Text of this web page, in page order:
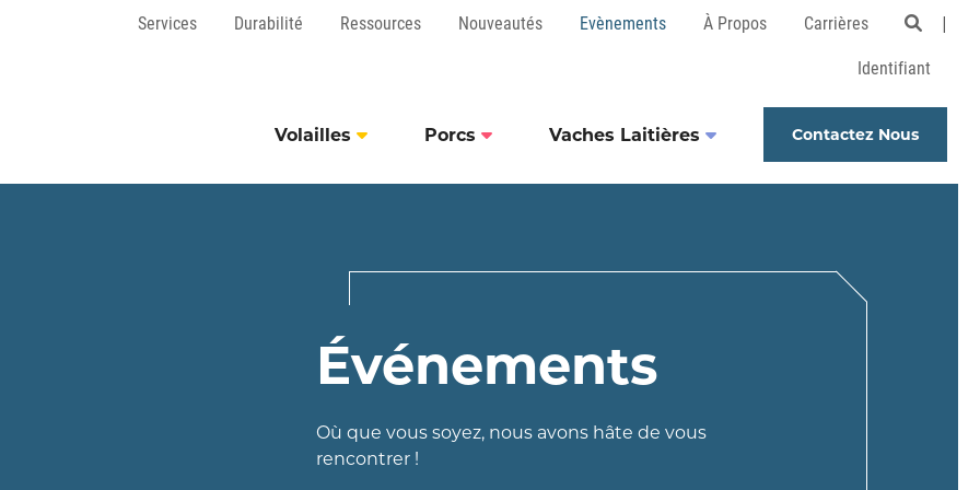
Services Durabilité Ressources Nouveautés Evènements À Propos Carrières
Identifiant
Volailles Porcs Vaches Laitières Contactez Nous
Événements
Où que vous soyez, nous avons hâte de vous
rencontrer !